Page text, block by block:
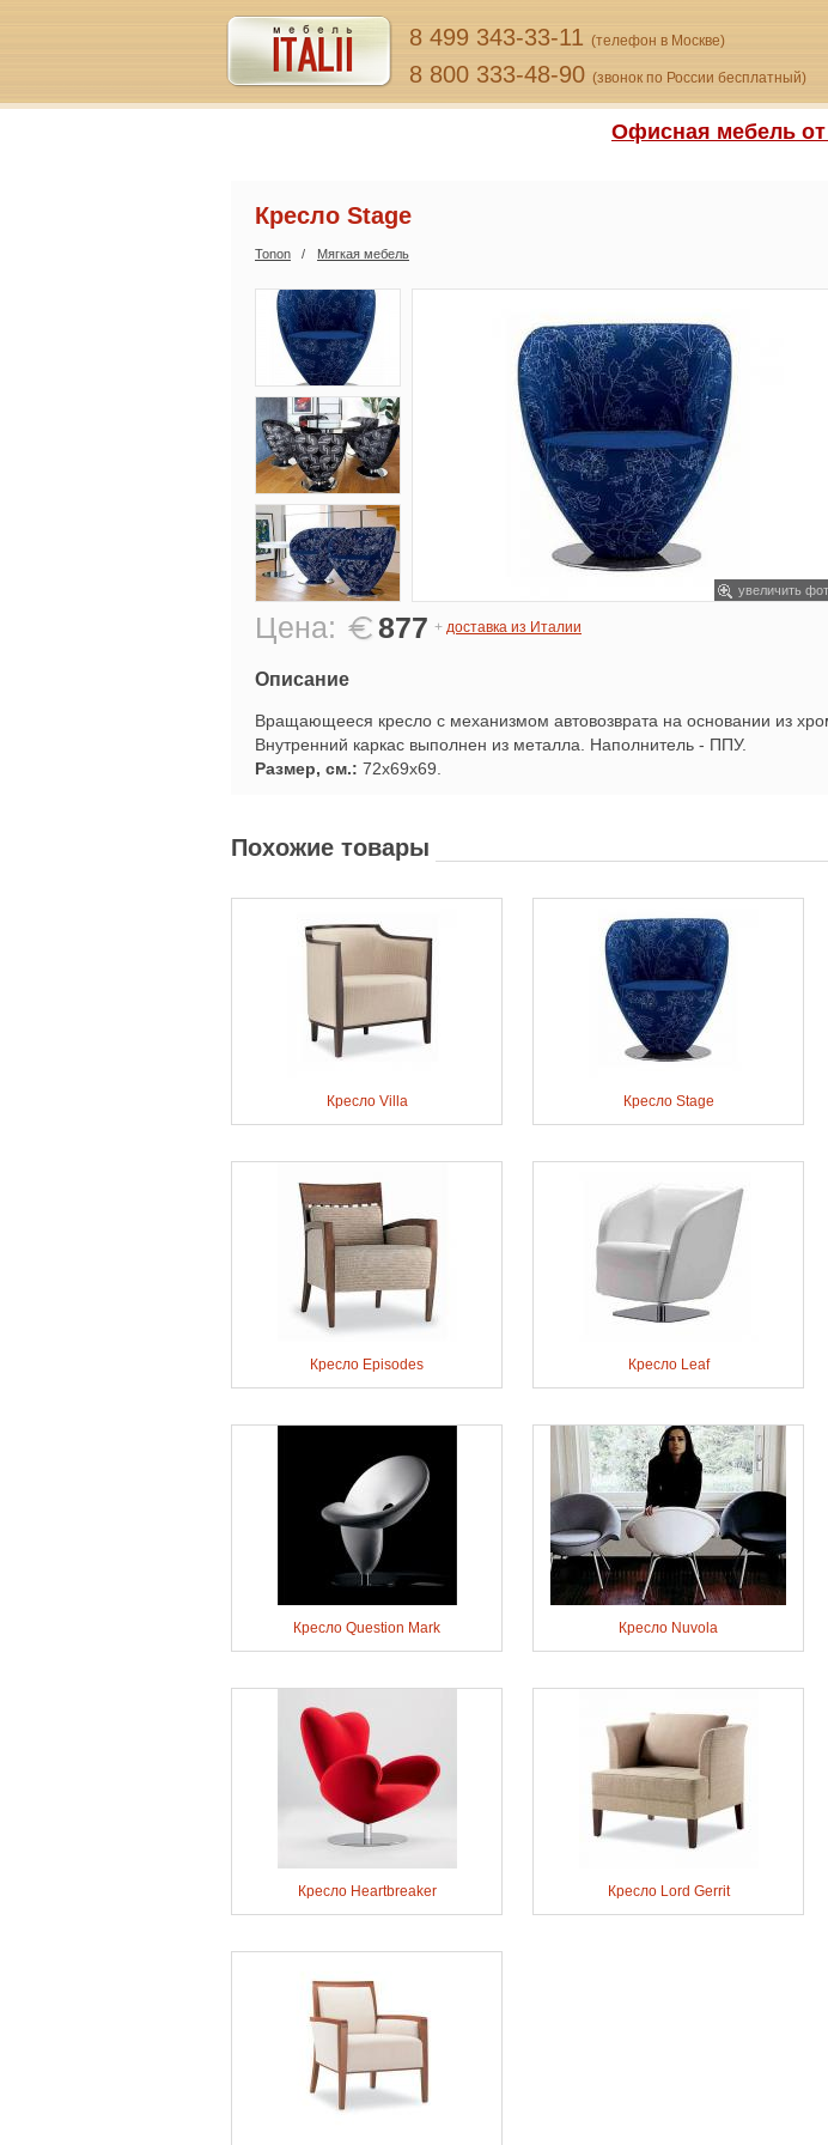
8 499 343-33-11 (телефон в Москве)
8 800 333-48-90 (звонок по России бесплатный)
Офисная мебель от
Кресло Stage
Tonon Мягкая мебель
увеличить
Цена: 877 + доставка из Италии
Описание
Вращающееся кресло с механизмом автовозврата на основании из
Внутренний каркас выполнен из металла. Наполнитель - ППУ.
Размер, см.: 72х69х69.
Похожие товары
Кресло Villa Кресло Stage
Кресло Episodes Кресло Leaf
Кресло Question Mark Кресло Nuvola
Кресло Heartbreaker Кресло Lord Gerrit